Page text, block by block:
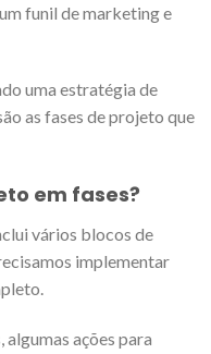
funil de marketing e
uma estratégia de
as fases de projeto que
em fases?
vários blocos de
implementar
ações para